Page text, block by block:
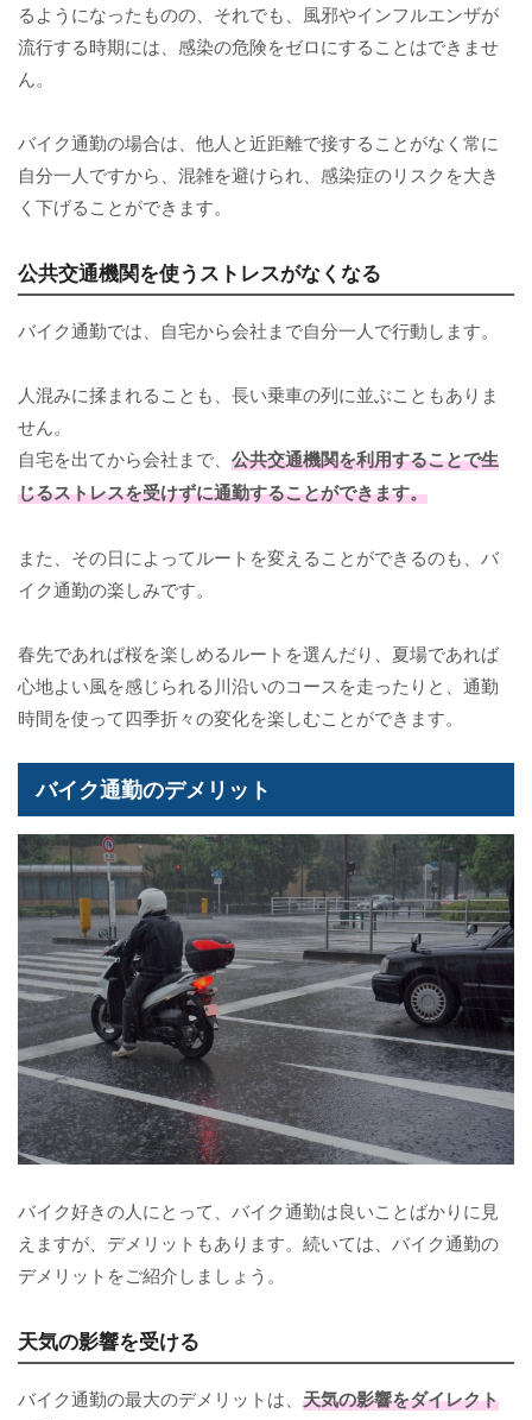
るようになったものの、それでも、風邪やインフルエンザが
流行する時期には、感染の危険をゼロにすることはできませ
ん。
バイク通勤の場合は、他人と近距離で接することがなく常に
自分一人ですから、混雑を避けられ、感染症のリスクを大き
く下げることができます。
公共交通機関を使うストレスがなくなる
バイク通勤では、自宅から会社まで自分一人で行動します。
人混みに揉まれることも、長い乗車の列に並ぶこともありま
せん。
自宅を出てから会社まで、 公共交通機関を利用することで生
じるストレスを受けずに通勤することができます。
また、その日によってルートを変えることができるのも、バ
イク通勤の楽しみです。
春先であれば桜を楽しめるルートを選んだり、夏場であれば
心地よい風を感じられる川沿いのコースを走ったりと、通勤
時間を使って四季折々の変化を楽しむことができます。
バイク通勤のデメリット
バイク好きの人にとって、バイク通勤は良いことばかりに見
えますが、デメリットもあります。続いては、バイク通勤の
デメリットをご紹介しましょう。
天気の影響を受ける
バイク通勤の最大のデメリットは、 天気の影響をダイレクト